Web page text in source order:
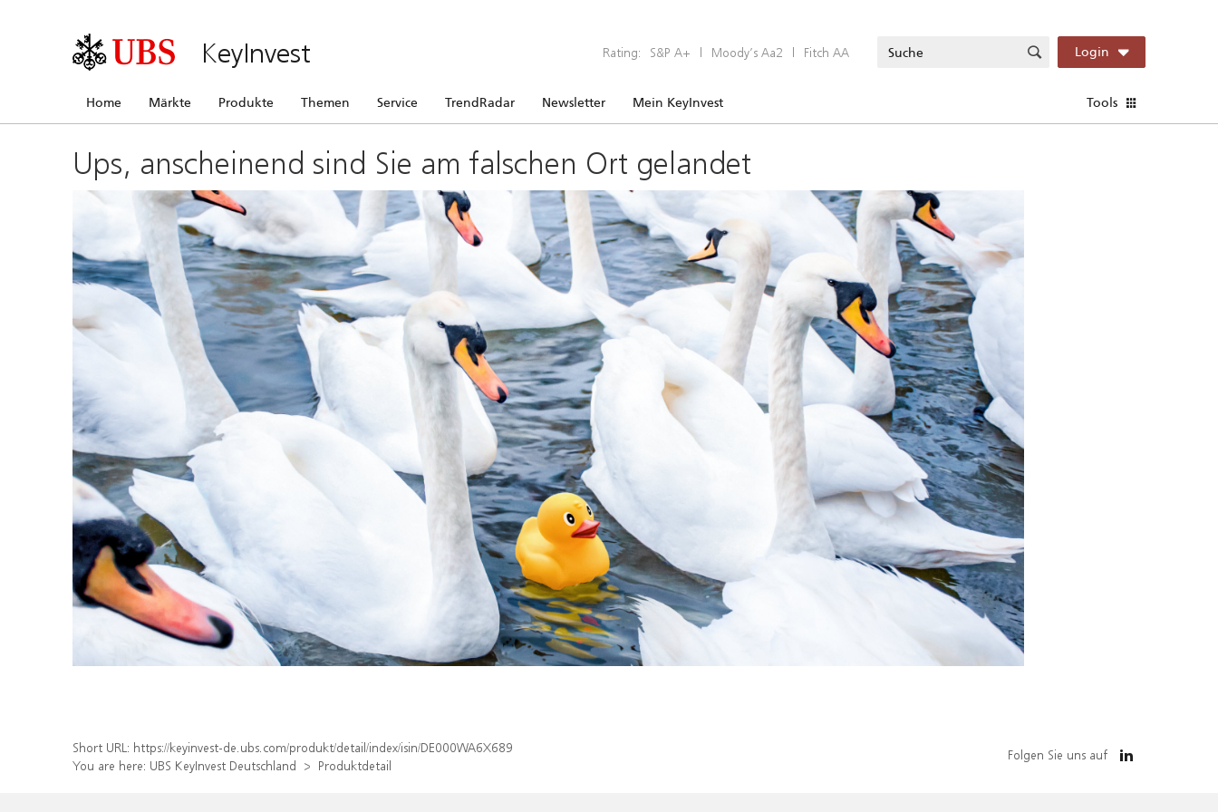
KeyInvest Rating: S&P A+ | Moody’s Aa2 | Fitch AA Login
Home Märkte Produkte Themen Service TrendRadar Newsletter Mein KeyInvest Tools
Ups, anscheinend sind Sie am falschen Ort gelandet
Short URL: https://keyinvest-de.ubs.com/produkt/detail/index/isin/DE000WA6X689
You are here: UBS KeyInvest Deutschland Produktdetail
Folgen Sie uns auf